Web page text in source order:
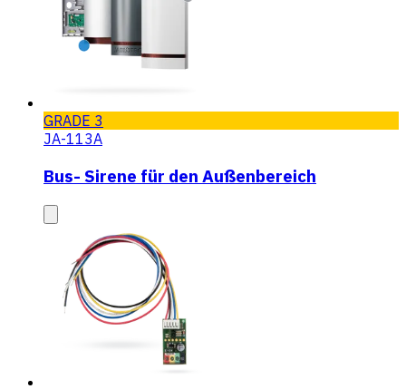
GRADE 3
JA-113A
Bus- Sirene für den Außenbereich